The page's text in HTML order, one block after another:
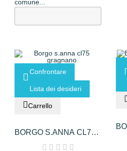
comune...
Confrontare
Lista dei desideri
Carrello
BORGO S.ANNA CL75
GRAGNANO